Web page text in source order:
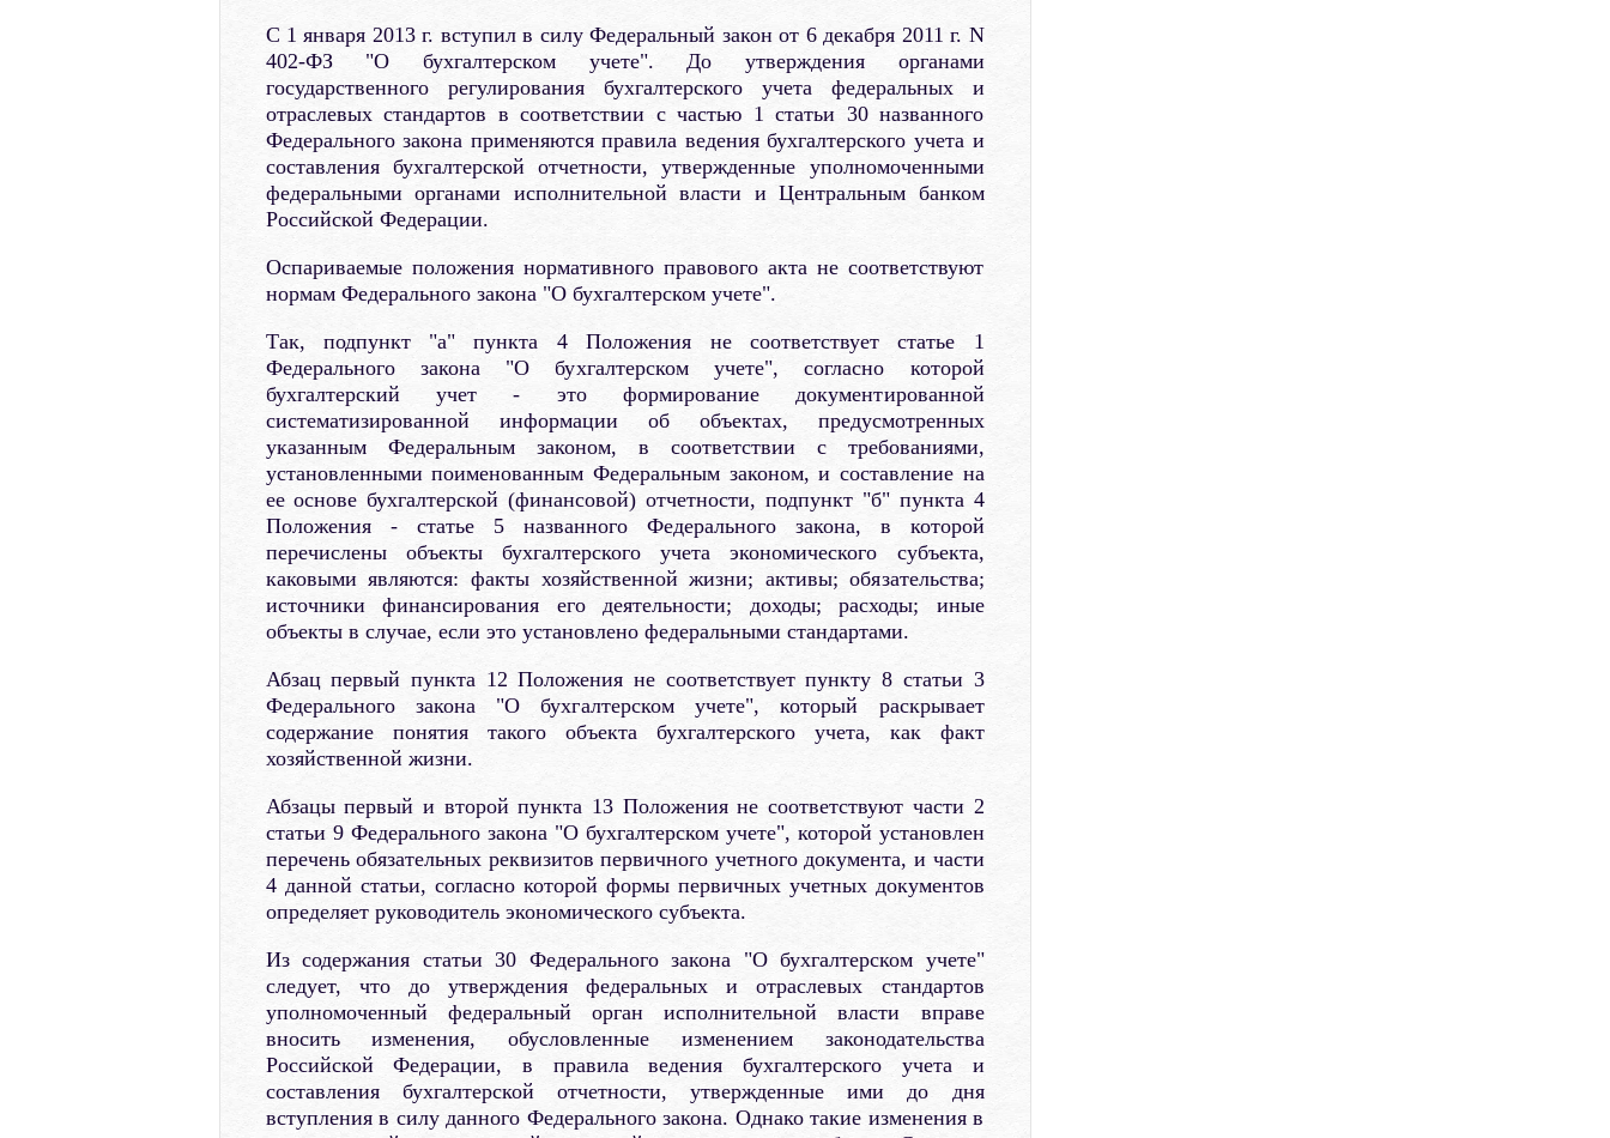
С 1 января 2013 г. вступил в силу Федеральный закон от 6 декабря 2011 г. N
402-ФЗ "О бухгалтерском учете". До утверждения органами
государственного регулирования бухгалтерского учета федеральных и
отраслевых стандартов в соответствии с частью 1 статьи 30 названного
Федерального закона применяются правила ведения бухгалтерского учета и
составления бухгалтерской отчетности, утвержденные уполномоченными
федеральными органами исполнительной власти и Центральным банком
Российской Федерации.
Оспариваемые положения нормативного правового акта не соответствуют
нормам Федерального закона "О бухгалтерском учете".
Так, подпункт "а" пункта 4 Положения не соответствует статье 1
Федерального закона "О бухгалтерском учете", согласно которой
бухгалтерский учет - это формирование документированной
систематизированной информации об объектах, предусмотренных
указанным Федеральным законом, в соответствии с требованиями,
установленными поименованным Федеральным законом, и составление на
ее основе бухгалтерской (финансовой) отчетности, подпункт "б" пункта 4
Положения - статье 5 названного Федерального закона, в которой
перечислены объекты бухгалтерского учета экономического субъекта,
каковыми являются: факты хозяйственной жизни; активы; обязательства;
источники финансирования его деятельности; доходы; расходы; иные
объекты в случае, если это установлено федеральными стандартами.
Абзац первый пункта 12 Положения не соответствует пункту 8 статьи 3
Федерального закона "О бухгалтерском учете", который раскрывает
содержание понятия такого объекта бухгалтерского учета, как факт
хозяйственной жизни.
Абзацы первый и второй пункта 13 Положения не соответствуют части 2
статьи 9 Федерального закона "О бухгалтерском учете", которой установлен
перечень обязательных реквизитов первичного учетного документа, и части
4 данной статьи, согласно которой формы первичных учетных документов
определяет руководитель экономического субъекта.
Из содержания статьи 30 Федерального закона "О бухгалтерском учете"
следует, что до утверждения федеральных и отраслевых стандартов
уполномоченный федеральный орган исполнительной власти вправе
вносить изменения, обусловленные изменением законодательства
Российской Федерации, в правила ведения бухгалтерского учета и
составления бухгалтерской отчетности, утвержденные ими до дня
вступления в силу данного Федерального закона. Однако такие изменения в